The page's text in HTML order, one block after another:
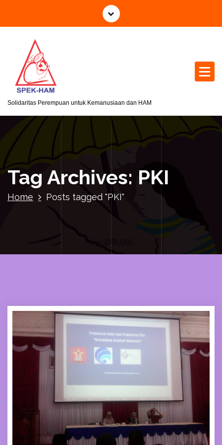
i
Solidaritas Perempuan untuk Kemanusiaan dan HAM
Tag Archives: PKI
Home Posts tagged "PKI"